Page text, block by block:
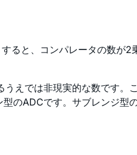
ると、コンパレータの数が
えでは非現実的な数です。
のADCです。サブレンジ型